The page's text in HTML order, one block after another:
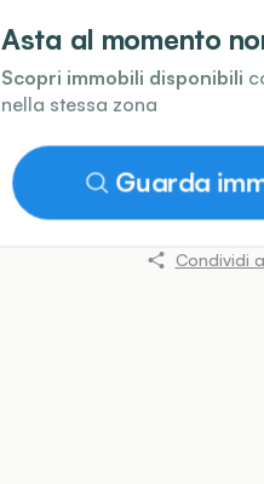
Asta al momento
Scopri immobili disponibili
nella stessa zona
Guarda
Condividi